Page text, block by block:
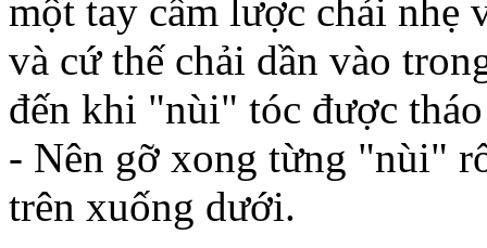
một tay cầm lược chải nhẹ
và cứ thế chải dần vào
đến khi "nùi" tóc được
- Nên gỡ xong từng "nùi"
trên xuống dưới.